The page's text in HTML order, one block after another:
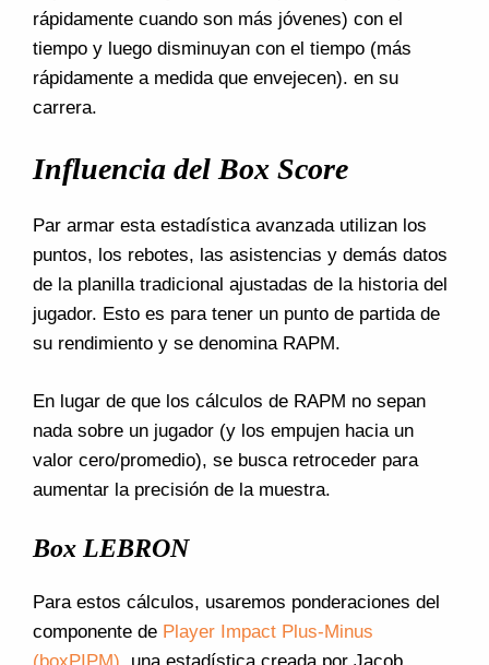
rápidamente cuando son más jóvenes) con el
tiempo y luego disminuyan con el tiempo (más
rápidamente a medida que envejecen). en su
carrera.
Influencia del Box Score
Par armar esta estadística avanzada utilizan los
puntos, los rebotes, las asistencias y demás datos
de la planilla tradicional ajustadas de la historia del
jugador. Esto es para tener un punto de partida de
su rendimiento y se denomina RAPM.
En lugar de que los cálculos de RAPM no sepan
nada sobre un jugador (y los empujen hacia un
valor cero/promedio), se busca retroceder para
aumentar la precisión de la muestra.
Box LEBRON
Para estos cálculos, usaremos ponderaciones del
componente de Player Impact Plus-Minus